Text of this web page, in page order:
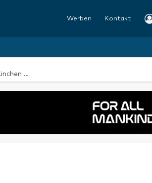
Werben Kontakt
Hohe Nachfrage nach vorgezogenem Bestellstart: BMW Werk München startet mit steiler Anlaufkurve die Serienproduktion des BMW i3*